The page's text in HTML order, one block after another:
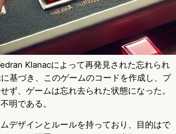
Klanacによって再発見された忘れられ
基づき、このゲームのコードを作成し、プ
ず、ゲームは忘れ去られた状態になった。
明である。
デザインとルールを持っており、目的はで